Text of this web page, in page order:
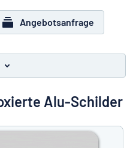
Angebotsanfrage
Alu-Schilder